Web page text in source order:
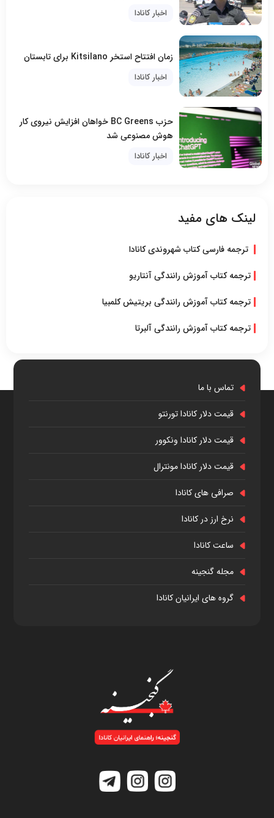
اخبار کانادا
زمان افتتاح استخر Kitsilano برای تابستان
اخبار کانادا
حزب BC Greens خواهان افزایش نیروی کار
هوش مصنوعی شد
اخبار کانادا
لینک های مفید
ترجمه فارسی کتاب شهروندی کانادا
ترجمه کتاب آموزش رانندگی آنتاریو
ترجمه کتاب آموزش رانندگی بریتیش کلمبیا
ترجمه کتاب آموزش رانندگی آلبرتا
تماس با ما
قیمت دلار کانادا تورنتو
قیمت دلار کانادا ونکوور
قیمت دلار کانادا مونترال
صرافی های کانادا
نرخ ارز در کانادا
ساعت کانادا
مجله گنجینه
گروه های ایرانیان کانادا